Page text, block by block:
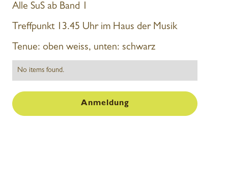
Alle SuS ab Band 1
Treffpunkt 13.45 Uhr im Haus der Musik
Tenue: oben weiss, unten: schwarz
No items found.
Anmeldung